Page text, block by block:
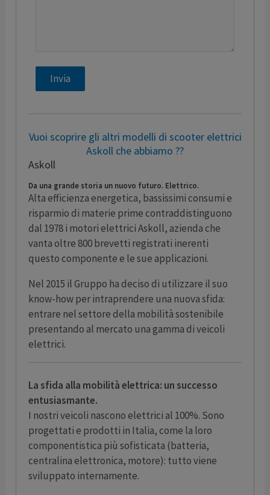
Invia
Vuoi scoprire gli altri modelli di scooter elettrici
Askoll che abbiamo ??
Askoll
Da una grande storia un nuovo futuro. Elettrico.
Alta efficienza energetica, bassissimi consumi e
risparmio di materie prime contraddistinguono
dal 1978 i motori elettrici Askoll, azienda che
vanta oltre 800 brevetti registrati inerenti
questo componente e le sue applicazioni.
Nel 2015 il Gruppo ha deciso di utilizzare il suo
know-how per intraprendere una nuova sfida:
entrare nel settore della mobilità sostenibile
presentando al mercato una gamma di veicoli
elettrici.
La sfida alla mobilità elettrica: un successo
entusiasmante.
I nostri veicoli nascono elettrici al 100%. Sono
progettati e prodotti in Italia, come la loro
componentistica più sofisticata (batteria,
centralina elettronica, motore): tutto viene
sviluppato internamente.